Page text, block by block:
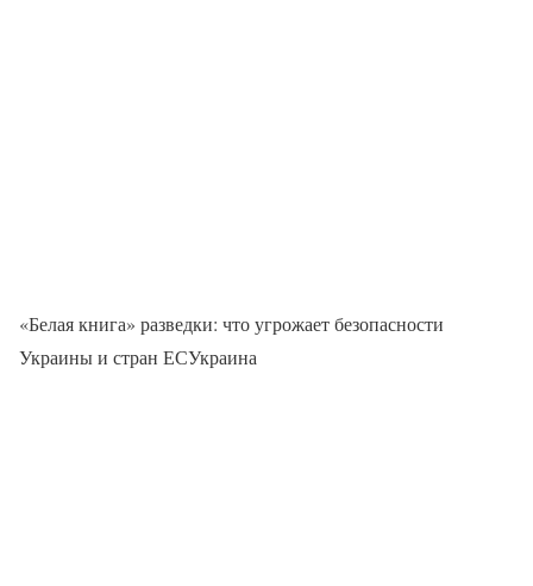
«Белая книга» разведки: что угрожает безопасности
Украины и стран ЕСУкраина